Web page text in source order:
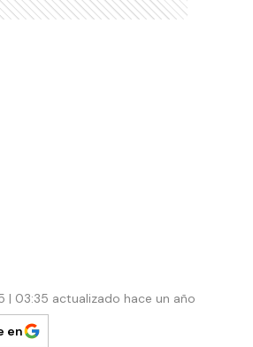
| 03:35 actualizado hace un año
en